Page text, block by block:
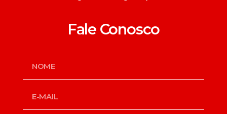
Fale Conosco